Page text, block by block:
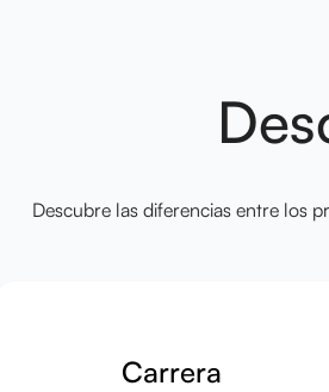
Descubre las diferencias entre los
Carrera